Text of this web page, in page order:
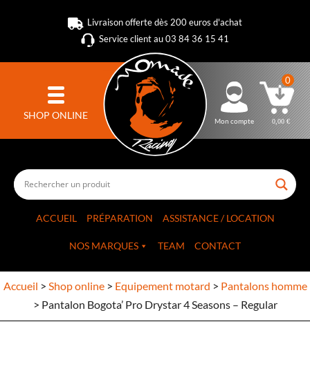
Livraison offerte dès 200 euros d'achat
Service client au 03 84 36 15 41
SHOP ONLINE Mon compte
0
0,00€
ACCUEIL PRÉPARATION ASSISTANCE / LOCATION
NOS MARQUES TEAM CONTACT
Accueil > Shop online> Equipement motard > Pantalons homme
> Pantalon Bogota’ Pro Drystar 4 Seasons – Regular